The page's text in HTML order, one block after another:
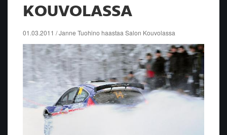
KOUVOLASSA
01.03.2011 / Janne Tuohino haastaa Salon Kouvolassa